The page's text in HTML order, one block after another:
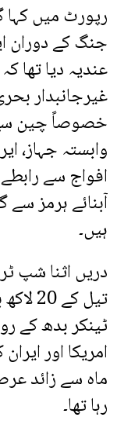
رپورٹ میں کہا
جنگ کے دوران
عندیہ دیا تھا کہ
غیرجانبدار
خصوصاً چین
وابستہ جہاز،
افواج سے
آبنائے ہرمز
ہیں۔
دریں اثنا شپ
تیل
ٹینکر بدھ کے
امریکا اور
ماہ سے زائد
رہا تھا۔